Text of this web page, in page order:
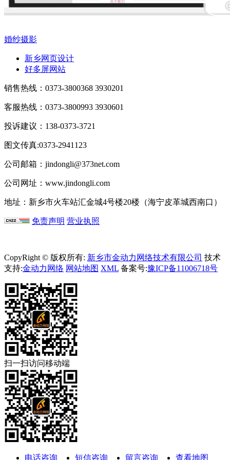
婚纱摄影
新乡网页设计
好多屏网站
销售热线：0373-3800368 3930201
客服热线：0373-3800993 3930601
投诉建议：138-0373-3721
图文传真:0373-2941123
公司邮箱：jindongli@373net.com
公司网址：www.jindongli.com
地址：新乡市火车站汇金城4号楼20楼（海宁皮革城西南口）
免责声明 营业执照
CopyRight © 版权所有: 新乡市金动力网络技术有限公司 技术
支持:金动力网络 网站地图 XML 备案号:豫ICP备11006718号
扫一扫访问移动端
电话咨询 短信咨询 留言咨询 查看地图